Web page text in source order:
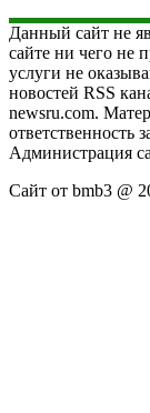
Данный сайт не
сайте ни чего не
услуги не
новостей RSS
newsru.com.
ответственность
Администрация
Сайт от bmb3 @